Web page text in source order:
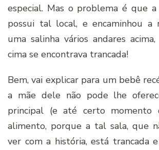
especial. Mas o problema é que
possui tal local, e encaminhou a
uma salinha vários andares
cima se encontrava trancada!
Bem, vai explicar para um bebê
a mãe dele não pode lhe
principal (e até certo momento
alimento, porque a tal sala, que
ver com a história, está trancada